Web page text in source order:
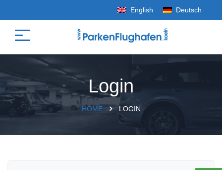
English Deutsch
Login
HOME LOGIN